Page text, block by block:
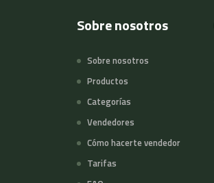
Sobre nosotros
Sobre nosotros
Productos
Categorías
Vendedores
Cómo hacerte vendedor
Tarifas